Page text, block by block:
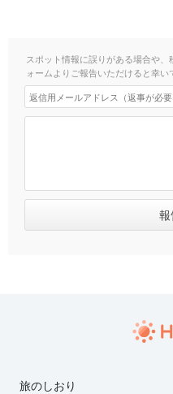
スポット情報に誤りがある場合や
ォームよりご報告いただけると幸い
旅のしおり